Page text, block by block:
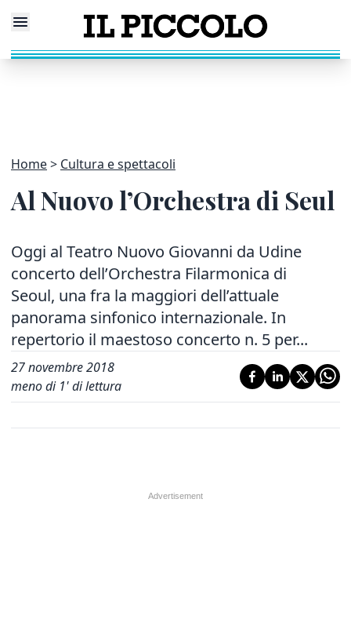
Home Cultura e spettacoli
Al Nuovo l’Orchestra di Seul
Oggi al Teatro Nuovo Giovanni da Udine
concerto dell’Orchestra Filarmonica di
Seoul, una fra la maggiori dell’attuale
panorama sinfonico internazionale. In
repertorio il maestoso concerto n. 5 per...
27 novembre 2018
meno di 1' di lettura